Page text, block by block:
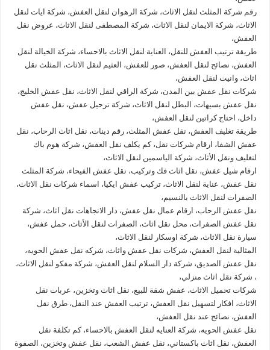
رقم شركة المثلث لنقل الاثاث، شركة الرهوان لنقل العفش، شركة ايات لنقل
الاثاث، شركة الايمان لنقل الاثاث، شركة المصطفى لنقل الاثاث، عروض نقل
العفش،
طريقة ترتيب العفش للنقل، العناية لنقل الاثاث بالاحساء، شركة الخيالة لنقل
العفش، نصائح لنقل العفش، صور للعفش، العثيم لنقل الاثاث، المثلث نقل
اثاث، وانيت لنقل العفش،
شركات نقل عفش بين المدن، شركة الراقي لنقل الاثاث، نقل عفش الخليج،
نقل عفش بسيهات، البطل لنقل الاثاث، شركة ترحيل عفش، نقل عفش
داخل، احتاج كراتين لنقل العفش،
طريقة تغليف العفش، نقل عفش المثلث، رقم دينات، نقل اثاث الرحاب، نقل
عفش الشفا، ارقام شركات نقل، كم يكلف نقل العفش، شركة هوم باك
لتغليف ونقل الأثاث، شركة الياسمين لنقل الاثاث،
ارقام شيل عفش، نقل اثاث فك وتركيب، نقل عفش الفيحاء، شركة المثلث
نقل عفش، عناية لنقل الاثاث، تركيب عفش ايكيا، اسماء شركات نقل الاثاث،
الصفرات لنقل الاثاث بالنسيم،
نقل عفش الرحاب، ارقام عمال نقل عفش، دار الاتجاهات نقل اثاث، شركة
نقل عفش الصفرات، محل نقل اثاث، الصفرات لنقل الأثاث، حمل عفش،
سيارة نقل الاثاث، شركة اوسكار لنقل الاثاث،
المثالية لنقل العفش، شركات نقل عفش واثاث، شركه نقل عفش الحويه،
نقل عفش الصديق، شركة دار السلام لنقل العفش، شركة مفكو لنقل الاثاث،
، شركة نقل اثاث منزلي،
شركات تحميل الاثاث، عفش شقة للبيع، نقل اثاث وتخزين، عربات نقل
الاثاث، افكار لتسهيل نقل العفش، ترتيب العفش عند النقل، طرق نقل
العفش، نصائح عند نقل العفش،
نقل عفش الحويه، شركة العنايه لنقل العفش بالاحساء، كم تكلفة نقل
العفش، نقل اثاث باكستاني، نقل عفش الشعب، نقل عفش وتخزين، الصفوة